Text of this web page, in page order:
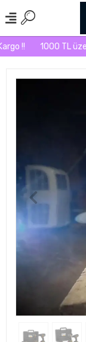
!! 1000 TL